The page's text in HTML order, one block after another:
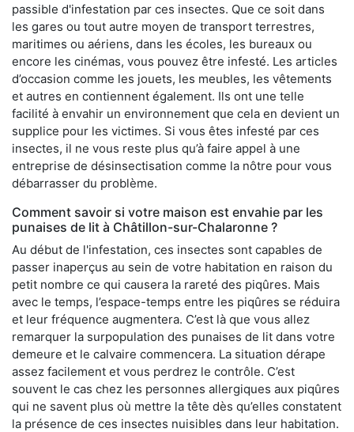
passible d'infestation par ces insectes. Que ce soit dans
les gares ou tout autre moyen de transport terrestres,
maritimes ou aériens, dans les écoles, les bureaux ou
encore les cinémas, vous pouvez être infesté. Les articles
d’occasion comme les jouets, les meubles, les vêtements
et autres en contiennent également. Ils ont une telle
facilité à envahir un environnement que cela en devient un
supplice pour les victimes. Si vous êtes infesté par ces
insectes, il ne vous reste plus qu’à faire appel à une
entreprise de désinsectisation comme la nôtre pour vous
débarrasser du problème.
Comment savoir si votre maison est envahie par les
punaises de lit à Châtillon-sur-Chalaronne ?
Au début de l'infestation, ces insectes sont capables de
passer inaperçus au sein de votre habitation en raison du
petit nombre ce qui causera la rareté des piqûres. Mais
avec le temps, l’espace-temps entre les piqûres se réduira
et leur fréquence augmentera. C’est là que vous allez
remarquer la surpopulation des punaises de lit dans votre
demeure et le calvaire commencera. La situation dérape
assez facilement et vous perdrez le contrôle. C’est
souvent le cas chez les personnes allergiques aux piqûres
qui ne savent plus où mettre la tête dès qu’elles constatent
la présence de ces insectes nuisibles dans leur habitation.